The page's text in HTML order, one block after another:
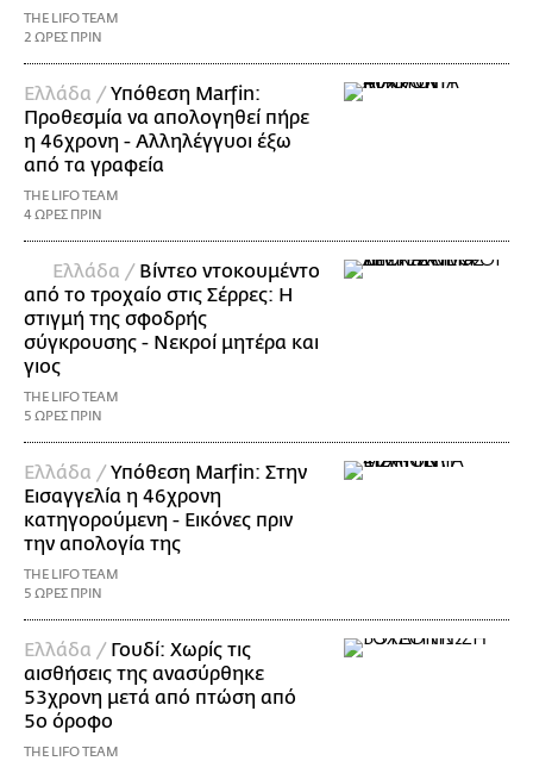
THE LIFO TEAM
2 ΩΡΕΣ ΠΡΙΝ
Ελλάδα /Υπόθεση Marfin:
Προθεσμία να απολογηθεί πήρε
η 46χρονη - Αλληλέγγυοι έξω
από τα γραφεία
THE LIFO TEAM
4 ΩΡΕΣ ΠΡΙΝ
Ελλάδα / Βίντεο ντοκουμέντο
από το τροχαίο στις Σέρρες: Η
στιγμή της σφοδρής
σύγκρουσης - Νεκροί μητέρα και
γιος
THE LIFO TEAM
5 ΩΡΕΣ ΠΡΙΝ
Ελλάδα /Υπόθεση Marfin: Στην
Εισαγγελία η 46χρονη
κατηγορούμενη - Εικόνες πριν
την απολογία της
THE LIFO TEAM
5 ΩΡΕΣ ΠΡΙΝ
Ελλάδα / Γουδί: Χωρίς τις
αισθήσεις της ανασύρθηκε
53χρονη μετά από πτώση από
5ο όροφο
THE LIFO TEAM